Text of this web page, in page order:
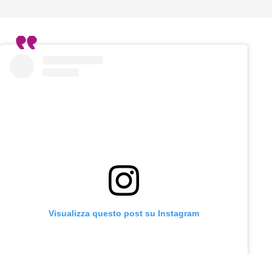
Visualizza questo post su Instagram